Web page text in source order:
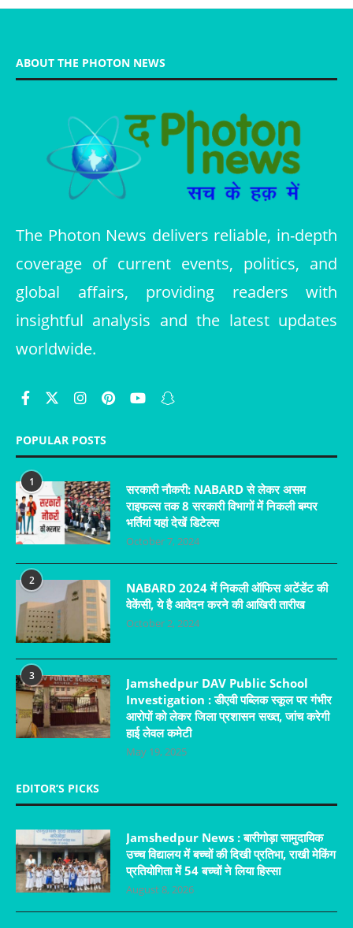
ABOUT THE PHOTON NEWS
The Photon News delivers reliable, in-depth
coverage of current events, politics, and
global affairs, providing readers with
insightful analysis and the latest updates
worldwide.
POPULAR POSTS
1
सरकारी नौकरी: NABARD से लेकर असम
राइफल्स तक 8 सरकारी विभागों में निकली बम्पर
भर्तियां यहां देखें डिटेल्स
October 7, 2024
2
NABARD 2024 में निकली ऑफिस अटेंडेंट की
वेकेंसी, ये है आवेदन करने की आखिरी तारीख
October 2, 2024
3
Jamshedpur DAV Public School
Investigation : डीएवी पब्लिक स्कूल पर गंभीर
आरोपों को लेकर जिला प्रशासन सख्त, जांच करेगी
हाई लेवल कमेटी
May 19, 2025
EDITOR’S PICKS
Jamshedpur News : बारीगोड़ा सामुदायिक
उच्च विद्यालय में बच्चों की दिखी प्रतिभा, राखी मेकिंग
प्रतियोगिता में 54 बच्चों ने लिया हिस्सा
August 8, 2026